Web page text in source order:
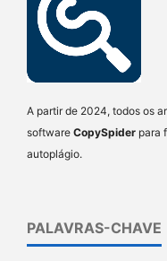
A partir de 2024, todos os
software CopySpider para
autoplágio.
PALAVRAS-CHAVE